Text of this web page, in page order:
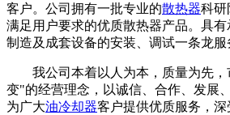
客户。公司拥有一批专业的散热器科研
满足用户要求的优质散热器产品。具有
制造及成套设备的安装、调试一条龙服
我公司本着以人为本，质量为先，
变"的经营理念，以诚信、合作、发展
为广大油冷却器客户提供优质服务，